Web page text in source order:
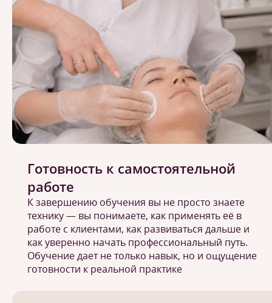
Готовность к самостоятельной
работе
К завершению обучения вы не просто знаете
технику — вы понимаете, как применять её в
работе с клиентами, как развиваться дальше и
как уверенно начать профессиональный путь.
Обучение дает не только навык, но и ощущение
готовности к реальной практике